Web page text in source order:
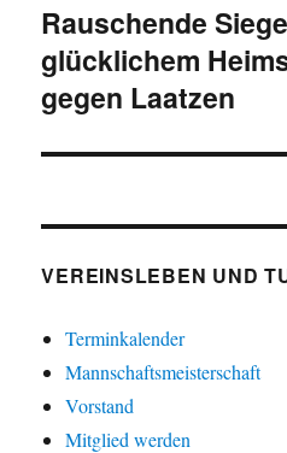
Nächster
Beitrag:
Rauschende
glücklichem
gegen Laatzen
VEREINSLEBEN UND
Terminkalender
Mannschaftsmeisterschaft
Vorstand
Mitglied werden